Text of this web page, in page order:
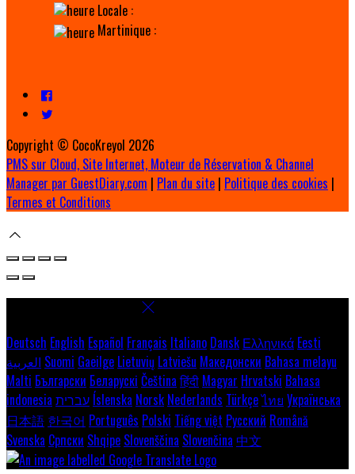
Locale :
Martinique :
Copyright © CocoKreyol 2026
PMS sur Cloud, Site Internet, Moteur de Réservation & Channel
Manager par GuestDiary.com | Plan du site | Politique des cookies |
Termes et Conditions
Deutsch English Español Français Italiano Dansk Ελληνικά Eesti
العربية Suomi Gaeilge Lietuvių Latviešu Македонски Bahasa melayu
Malti Български Беларускі Čeština हिंदी Magyar Hrvatski Bahasa
indonesia עברית Íslenska Norsk Nederlands Türkçeไทย Українська
日本語 한국어 Português Polski Tiếng việt Русский Română
Svenska Српски Shqipe Slovenščina Slovenčina 中文